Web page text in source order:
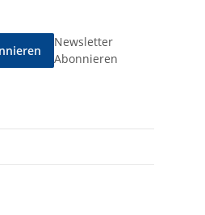
Newsletter
Abonnieren